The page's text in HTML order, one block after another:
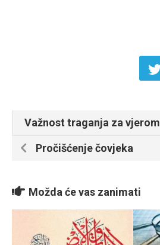
Važnost traganja za vjerom
Pročišćenje čovjeka
Možda će vas zanimati